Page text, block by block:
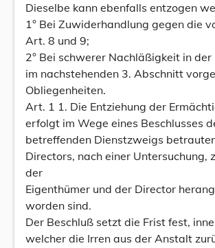
Dieselbe kann ebenfalls entzogen
1° Bei Zuwiderhandlung gegen die
Art. 8 und 9;
2° Bei schwerer Nachläßigkeit in
im nachstehenden 3. Abschnitt
Obliegenheiten.
Art. 1 1. Die Entziehung der
erfolgt im Wege eines Beschlusses
betreffenden Dienstzweigs
Directors, nach einer Untersuchung,
der
Eigenthümer und der Director
worden sind.
Der Beschluß setzt die Frist fest,
welcher die Irren aus der Anstalt